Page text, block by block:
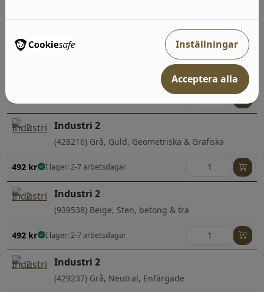
Industri 2
(939316) Grå, Sten, betong & trä;Sten, betong &
Industri 2
(428216) Grå, Guld, Geometriska & Grafiska
492 kr I lager: 2-7 arbetsdagar
Industri 2
(939538) Beige, Sten, betong & trä
492 kr I lager: 2-7 arbetsdagar
Industri 2
(429237) Grå, Neutral, Enfärgade
Inställningar
Acceptera alla